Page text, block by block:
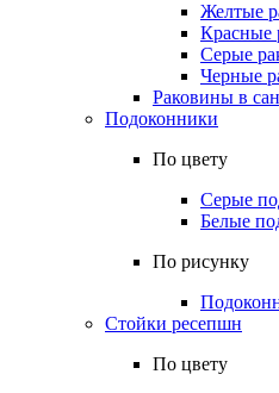
Желтые
Красные
Серые
Черные
Раковины в
Подоконники
По цвету
Серые
Белые
По рисунку
Стойки ресепшн
По цвету